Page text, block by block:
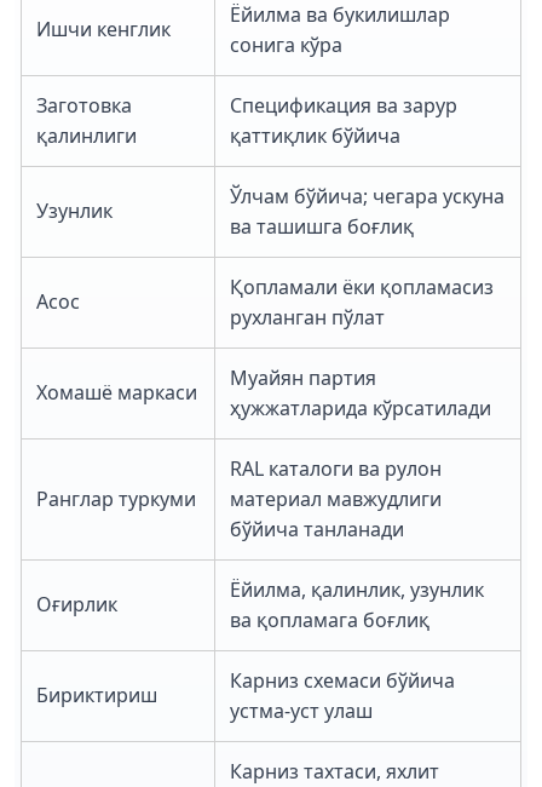
Ишчи кенглик
Ёйилма ва букилишлар
сонига кўра
Заготовка
қалинлиги
Спецификация ва зарур
қаттиқлик бўйича
Узунлик
Ўлчам бўйича; чегара ускуна
ва ташишга боғлиқ
Асос
Қопламали ёки қопламасиз
рухланган пўлат
Хомашё маркаси
Муайян партия
ҳужжатларида кўрсатилади
Ранглар туркуми
RAL каталоги ва рулон
материал мавжудлиги
бўйича танланади
Оғирлик
Ёйилма, қалинлик, узунлик
ва қопламага боғлиқ
Бириктириш
Карниз схемаси бўйича
устма-уст улаш
Карниз тахтаси, яхлит